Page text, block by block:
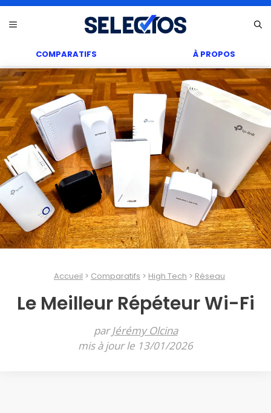
au Menu
COMPARATIFS À PROPOS
Accueil Comparatifs High Tech Réseau
Le Meilleur Répéteur Wi-Fi
parJérémy Olcina
mis à jour le 13/01/2026